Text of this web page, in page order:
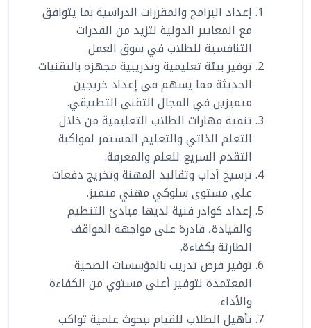
إعداد البرامج والمقررات الدراسية بما يتوافق
مع المعايير الدولية لتزيد من القدرات
التنافسية للطلاب في سوق العمل.
توفير بيئة تعليمية وتدريبية مجهزه بالتقنيات
الحديثة مما يسهم في إعداد خريجين
متميزين في المجال التقني التطبيقي.
تنمية مهارات الطلاب التعليمية من خلال
التعلم الذاتي والتعليم المستمر لمواكبة
التقدم السريع للعلم والمعرفة.
ترسيخ آداب وتقاليد المهنة وتخريج دفعات
على مستوى سلوكي مهني متميز.
إعداد كوادر فنية لديها مبادئ التنظيم
والقيادة، قادرة على مواجهة المواقف
الطارئة بكفاءة.
توفير فرص تدريب بالمؤسسات الصحية
المعتمدة لتوفير أعلي مستوي من الكفاءة
والأداء.
تأهيل الطلاب للقيام ببحوث علمية تواكب